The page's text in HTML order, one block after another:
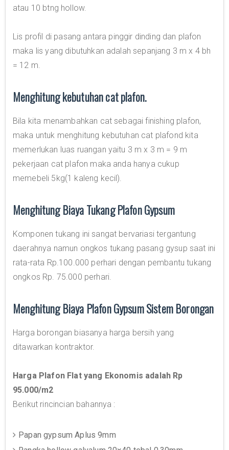
atau 10 btng hollow.
Lis profil di pasang antara pinggir dinding dan plafon
maka lis yang dibutuhkan adalah sepanjang 3 m x 4 bh
= 12 m.
Menghitung kebutuhan cat plafon.
Bila kita menambahkan cat sebagai finishing plafon,
maka untuk menghitung kebutuhan cat plafond kita
memerlukan luas ruangan yaitu 3 m x 3 m = 9 m
pekerjaan cat plafon maka anda hanya cukup
memebeli 5kg(1 kaleng kecil).
Menghitung Biaya Tukang Plafon Gypsum
Komponen tukang ini sangat bervariasi tergantung
daerahnya namun ongkos tukang pasang gysup saat ini
rata-rata Rp.100.000 perhari dengan pembantu tukang
ongkos Rp. 75.000 perhari.
Menghitung Biaya Plafon Gypsum Sistem Borongan
Harga borongan biasanya harga bersih yang
ditawarkan kontraktor.
Harga Plafon Flat yang Ekonomis adalah Rp
95.000/m2
Berikut rincincian bahannya :
Papan gypsum Aplus 9mm